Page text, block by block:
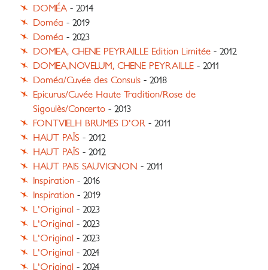
DOMÉA - 2014
Doméa - 2019
Doméa - 2023
DOMEA, CHENE PEYRAILLE Edition Limitée - 2012
DOMEA,NOVELUM, CHENE PEYRAILLE - 2011
Doméa/Cuvée des Consuls - 2018
Epicurus/Cuvée Haute Tradition/Rose de
Sigoulès/Concerto - 2013
FONTVIELH BRUMES D'OR - 2011
HAUT PAÏS - 2012
HAUT PAÏS - 2012
HAUT PAIS SAUVIGNON - 2011
Inspiration - 2016
Inspiration - 2019
L'Original - 2023
L'Original - 2023
L'Original - 2023
L'Original - 2024
L'Original - 2024